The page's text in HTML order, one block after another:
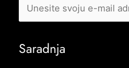
Saradnja